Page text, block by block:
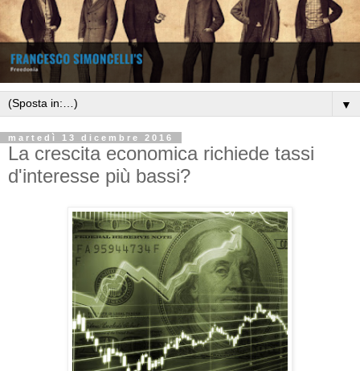
▼
martedì 13 dicembre 2016
La crescita economica richiede tassi
d'interesse più bassi?